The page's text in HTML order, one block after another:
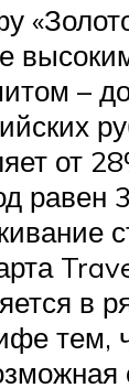
–
от
равен
в
тем,